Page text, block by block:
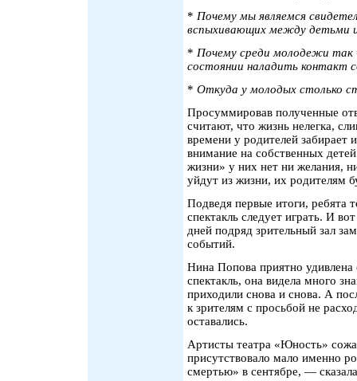
* Почему мы являемся
вспыхивающих между детьми
* Почему среди молодежи
состоянии наладить контакт
* Откуда у молодых столько
Просуммировав полученные
считают, что жизнь нелегка,
времени у родителей забирает
внимание на собственных
жизни» у них нет ни желания,
уйдут из жизни, их родителям
Подведя первые итоги, ребята
спектакль следует играть. И
дней подряд зрительный зал
событий.
Нина Попова приятно
спектакль, она видела много
приходили снова и снова. А
к зрителям с просьбой не
оставались.
Артисты театра «Юность»
присутствовало мало именно
смертью» в сентябре, —